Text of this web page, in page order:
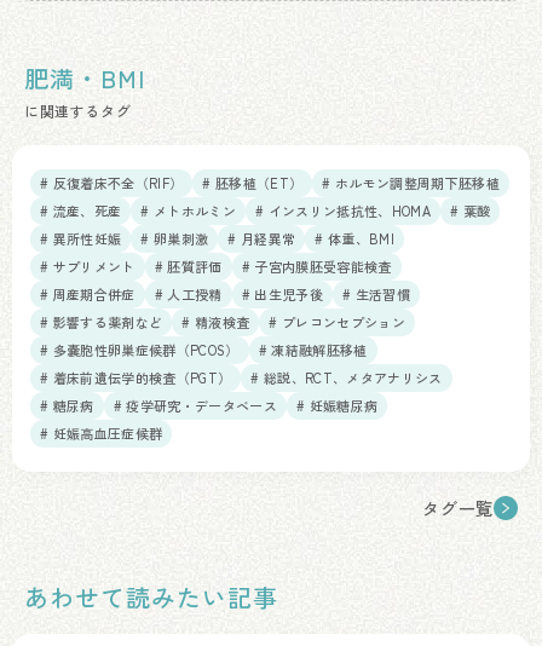
肥満・BMI
に関連するタグ
# 反復着床不全（RIF） # 胚移植（ET）
# ホルモン調整周期下胚移植
# 流産、死産
# メトホルミン # インスリン抵抗性、HOMA
# 葉酸
# 異所性妊娠
# 卵巣刺激 # 月経異常
# 体重、BMI
# サプリメント
# 胚質評価
# 子宮内膜胚受容能検査
# 周産期合併症
# 人工授精 # 出生児予後
# 生活習慣
# 影響する薬剤など
# 精液検査
# プレコンセプション
# 多嚢胞性卵巣症候群（PCOS）
# 凍結融解胚移植
# 着床前遺伝学的検査（PGT）
# 総説、RCT、メタアナリシス
# 糖尿病
# 疫学研究・データベース
# 妊娠糖尿病
# 妊娠高血圧症候群
タグ一覧
あわせて読みたい記事